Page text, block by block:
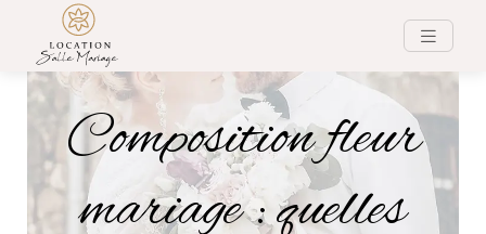
Composition fleur
mariage : quelles